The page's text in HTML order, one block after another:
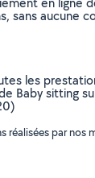
sans aucune
les
Baby sitting
réalisées par nos